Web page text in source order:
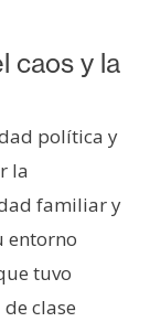
caos y la
política y
la
familiar y
entorno
tuvo
clase